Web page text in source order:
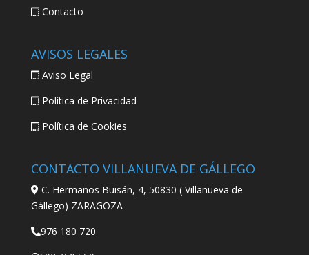
Contacto
AVISOS LEGALES
Aviso Legal
Política de Privacidad
Política de Cookies
CONTACTO VILLANUEVA DE GÁLLEGO
C. Hermanos Buisán, 4, 50830 ( Villanueva de
Gállego) ZARAGOZA
976 180 720